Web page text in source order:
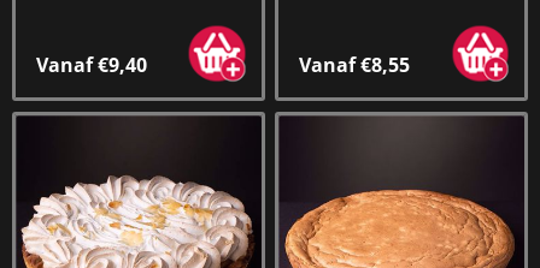
Vanaf €9,40 Vanaf €8,55